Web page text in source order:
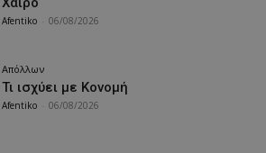
Afentiko 06/08/2026
Απόλλων
Τι ισχύει με Κονομή
Afentiko 06/08/2026